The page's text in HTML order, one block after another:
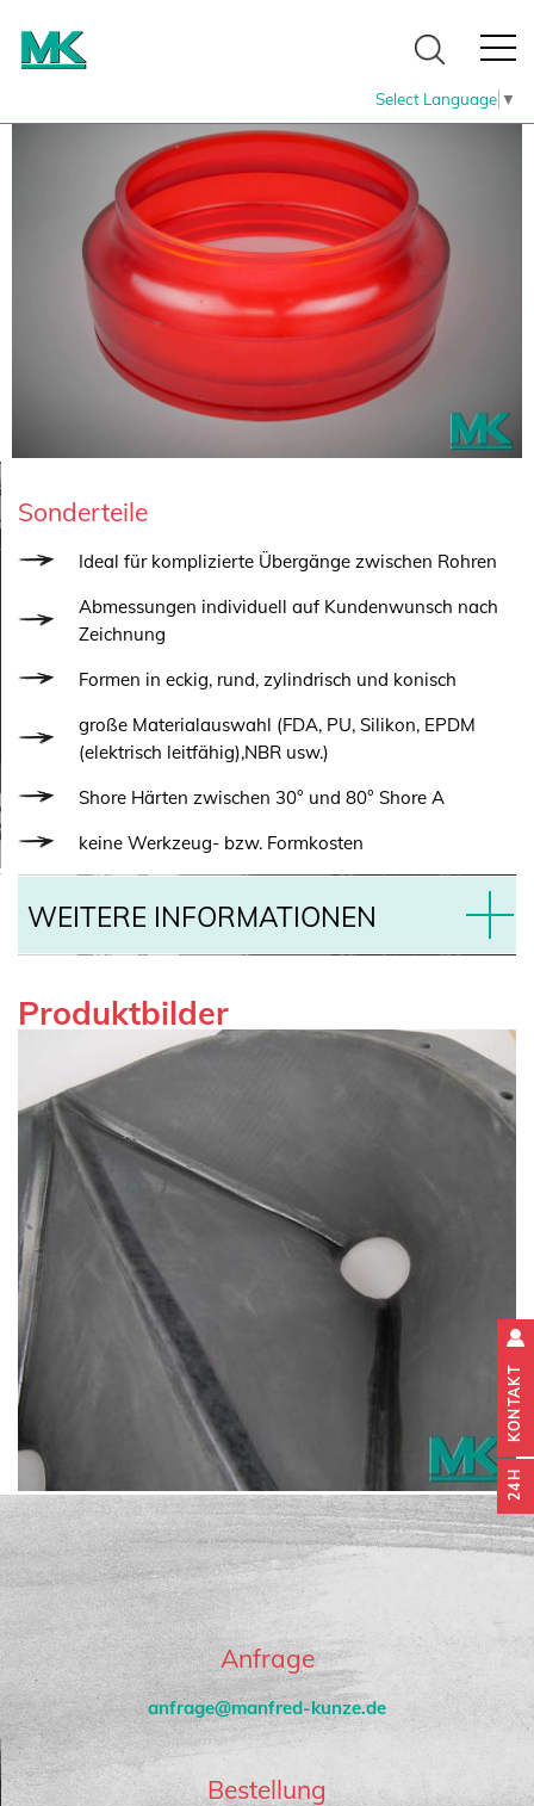
KONTAKT
24H
Select Language ▼
Sonderteile
Ideal für komplizierte Übergänge zwischen Rohren
Abmessungen individuell auf Kundenwunsch nach
Zeichnung
Formen in eckig, rund, zylindrisch und konisch
große Materialauswahl (FDA, PU, Silikon, EPDM
(elektrisch leitfähig),NBR usw.)
Shore Härten zwischen 30° und 80° Shore A
keine Werkzeug- bzw. Formkosten
WEITERE INFORMATIONEN
Produktbilder
Anfrage
anfrage@manfred-kunze.de
Bestellung